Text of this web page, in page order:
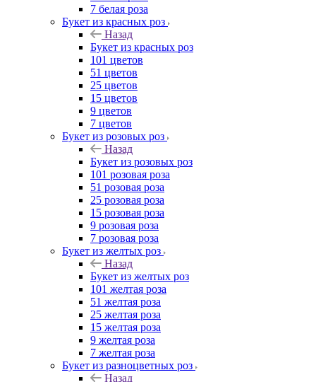
7 белая роза
Букет из красных роз
Назад
Букет из красных роз
101 цветов
51 цветов
25 цветов
15 цветов
9 цветов
7 цветов
Букет из розовых роз
Назад
Букет из розовых роз
101 розовая роза
51 розовая роза
25 розовая роза
15 розовая роза
9 розовая роза
7 розовая роза
Букет из желтых роз
Назад
Букет из желтых роз
101 желтая роза
51 желтая роза
25 желтая роза
15 желтая роза
9 желтая роза
7 желтая роза
Букет из разноцветных роз
Назад